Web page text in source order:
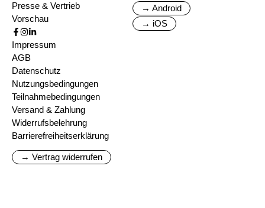
Presse & Vertrieb
Vorschau
→ Android
→ iOS
Impressum
AGB
Datenschutz
Nutzungsbedingungen
Teilnahmebedingungen
Versand & Zahlung
Widerrufsbelehrung
Barrierefreiheitserklärung
→ Vertrag widerrufen